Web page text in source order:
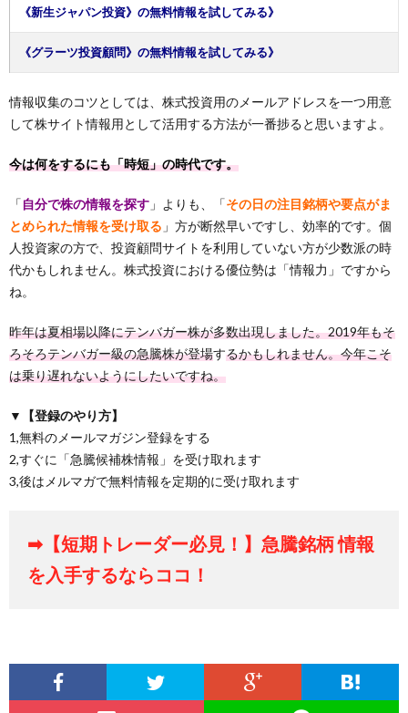
《新生ジャパン投資》の無料情報を試してみる》
《グラーツ投資顧問》の無料情報を試してみる》
情報収集のコツとしては、株式投資用のメールアドレスを一つ用意
して株サイト情報用として活用する方法が一番捗ると思いますよ。
今は何をするにも「時短」の時代です。
「自分で株の情報を探す 」よりも、「その日の注目銘柄や要点がま
とめられた情報を受け取る 」方が断然早いですし、効率的です。個
人投資家の方で、投資顧問サイトを利用していない方が少数派の時
代かもしれません。株式投資における優位勢は「情報力」ですから
ね。
昨年は夏相場以降にテンバガー株が多数出現しました。2019年もそ
ろそろテンバガー級の急騰株が登場するかもしれません。今年こそ
は乗り遅れないようにしたいですね。
▼【登録のやり方】
1,無料のメールマガジン登録をする
2,すぐに「急騰候補株情報」を受け取れます
3,後はメルマガで無料情報を定期的に受け取れます
➡【短期トレーダー必見！】急騰銘柄 情報
を入手するならココ！